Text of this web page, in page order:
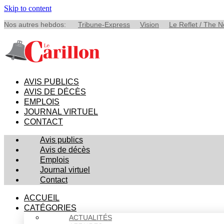
Skip to content
Nos autres hebdos: Tribune-Express Vision Le Reflet / The
AVIS PUBLICS
AVIS DE DÉCÈS
EMPLOIS
JOURNAL VIRTUEL
CONTACT
Avis publics
Avis de décès
Emplois
Journal virtuel
Contact
ACCUEIL
CATÉGORIES
ACTUALITÉS